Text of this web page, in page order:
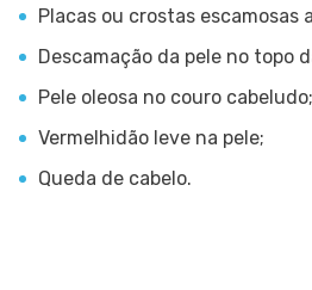
Placas ou crostas escamosas
Descamação da pele no topo
Pele oleosa no couro cabeludo;
Vermelhidão leve na pele;
Queda de cabelo.